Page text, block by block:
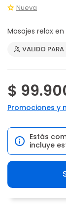
Nueva
Masajes relax
VALIDO PARA
$
Promociones y
Estás
incluye